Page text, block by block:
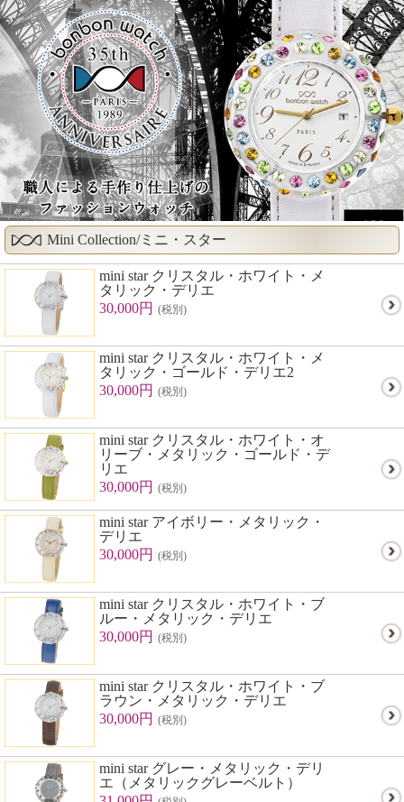
Mini Collection/ミニ・スター
mini star クリスタル・ホワイト・メ
タリック・デリエ
30,000円 (税別)
mini star クリスタル・ホワイト・メ
タリック・ゴールド・デリエ2
30,000円 (税別)
mini star クリスタル・ホワイト・オ
リーブ・メタリック・ゴールド・デ
リエ
30,000円 (税別)
mini star アイボリー・メタリック・
デリエ
30,000円 (税別)
mini star クリスタル・ホワイト・ブ
ルー・メタリック・デリエ
30,000円 (税別)
mini star クリスタル・ホワイト・ブ
ラウン・メタリック・デリエ
30,000円 (税別)
mini star グレー・メタリック・デリ
エ（メタリックグレーベルト）